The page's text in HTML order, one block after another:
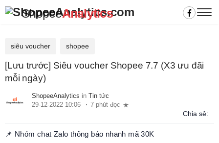
ShopeeAnalytics
siêu voucher shopee
[Lưu trước] Siêu voucher Shopee 7.7 (X3 ưu đãi
mỗi ngày)
ShopeeAnalytics in Tin tức
29-12-2022 10:06
7 phút đọc
Chia sẻ:
📌 Nhóm chat Zalo thông báo nhanh mã 30K